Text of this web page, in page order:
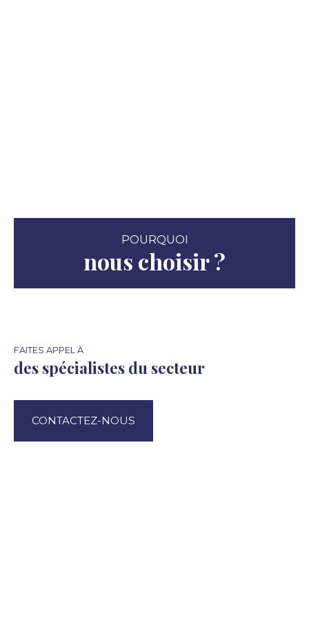
POURQUOI
nous choisir ?
FAITES APPEL À
des spécialistes du secteur
CONTACTEZ-NOUS